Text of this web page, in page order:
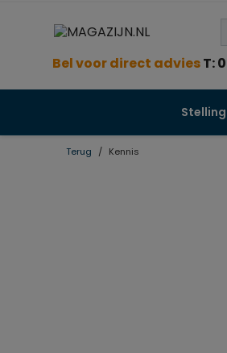
Bel voor direct adviesT:
Terug Kennis